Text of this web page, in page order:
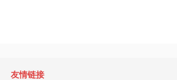
友情链接